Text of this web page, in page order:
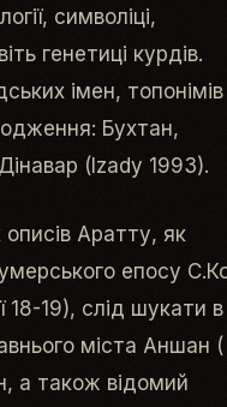
символіці,
генетиці курдів.
імен, топонімів
Бухтан,
(Izady 1993).
описів Аратту, як
епосу
18-19), слід шукати в
міста Аншан (
а також відомий